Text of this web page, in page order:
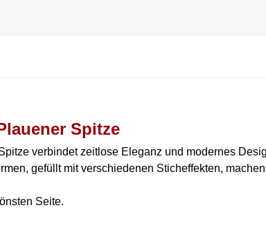
Spitze
verbindet zeitlose Eleganz und modernes
gefüllt mit verschiedenen Sticheffekten,
Seite.